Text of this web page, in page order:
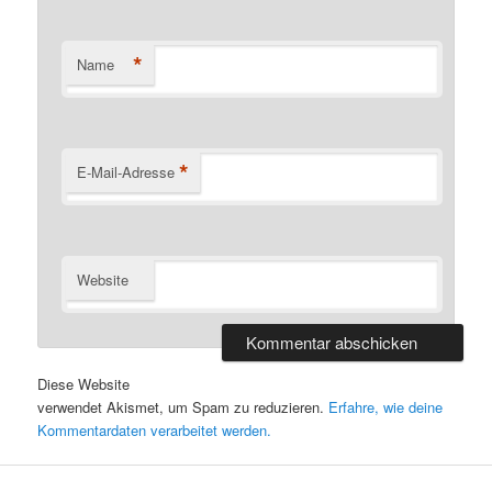
Name *
E-Mail-Adresse *
Website
Diese Website
verwendet Akismet, um Spam zu reduzieren. Erfahre, wie deine
Kommentardaten verarbeitet werden.